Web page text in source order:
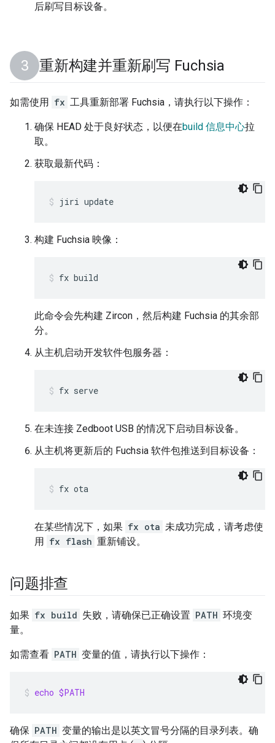
后刷写目标设备。
重新构建并重新刷写 Fuchsia
如需使用 fx 工具重新部署 Fuchsia，请执行以下操作：
确保 HEAD 处于良好状态，以便在build 信息中心拉
取。
获取最新代码：
jiri update
构建 Fuchsia 映像：
fx build
此命令会先构建 Zircon，然后构建 Fuchsia 的其余部
分。
从主机启动开发软件包服务器：
fx serve
在未连接 Zedboot USB 的情况下启动目标设备。
从主机将更新后的 Fuchsia 软件包推送到目标设备：
fx ota
在某些情况下，如果 fx ota 未成功完成，请考虑使
用 fx flash 重新铺设。
问题排查
如果 fx build 失败，请确保已正确设置 PATH 环境变
量。
如需查看 PATH 变量的值，请执行以下操作：
echo $PATH
确保 PATH 变量的输出是以英文冒号分隔的目录列表。确